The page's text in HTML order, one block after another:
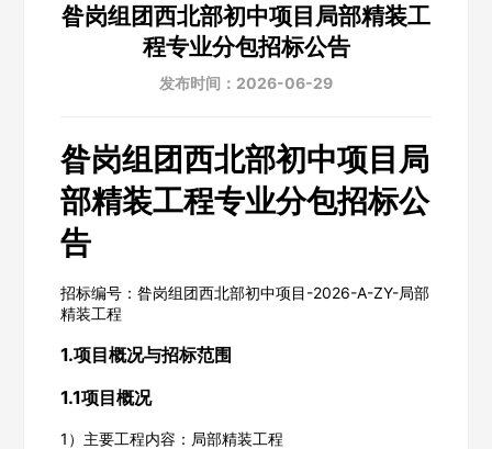
昝岗组团西北部初中项目局部精装工
程专业分包招标公告
发布时间：2026-06-29
昝岗组团西北部初中项目局
部精装工程专业分包招标公
告
招标编号：昝岗组团西北部初中项目-2026-A-ZY-局部
精装工程
1.项目概况与招标范围
1.1项目概况
1）主要工程内容：局部精装工程